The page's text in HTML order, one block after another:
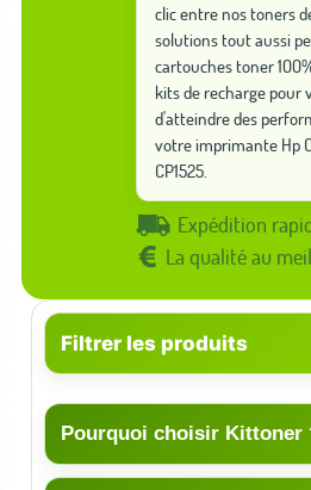
clic entre nos toners
solutions tout aussi
cartouches toner
kits de recharge pour
d'atteindre des
votre imprimante Hp
CP1525.
Expédition
La qualité au
Filtrer les produits
Pourquoi choisir Kittoner